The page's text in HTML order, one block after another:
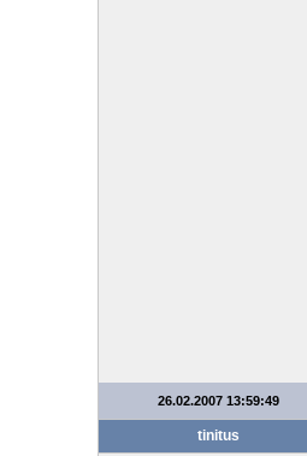
26.02.2007 13:59:49
tinitus